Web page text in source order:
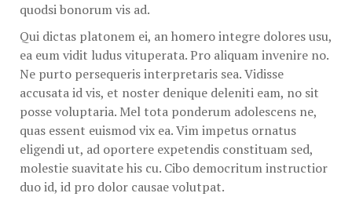
quodsi bonorum vis ad.
Qui dictas platonem ei, an homero integre dolores usu,
ea eum vidit ludus vituperata. Pro aliquam invenire no.
Ne purto persequeris interpretaris sea. Vidisse
accusata id vis, et noster denique deleniti eam, no sit
posse voluptaria. Mel tota ponderum adolescens ne,
quas essent euismod vix ea. Vim impetus ornatus
eligendi ut, ad oportere expetendis constituam sed,
molestie suavitate his cu. Cibo democritum instructior
duo id, id pro dolor causae volutpat.